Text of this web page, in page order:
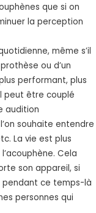
que si on
la perception
même s’il
ou d’un
performant, plus
peut être couplé
audition
souhaite entendre
La vie est plus
Cela
son appareil, si
pendant ce temps-là
personnes qui